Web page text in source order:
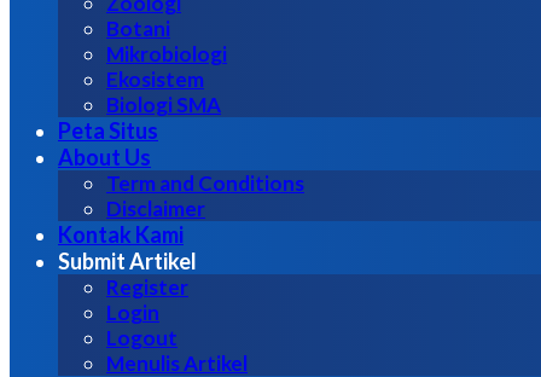
Botani
Mikrobiologi
Ekosistem
Biologi SMA
Peta Situs
About Us
Term and Conditions
Disclaimer
Kontak Kami
Submit Artikel
Register
Login
Logout
Menulis Artikel